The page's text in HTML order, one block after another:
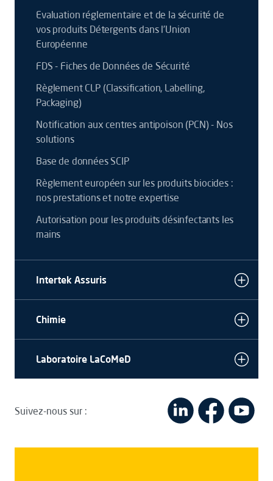
Evaluation réglementaire et de la sécurité de
vos produits Détergents dans l’Union
Européenne
FDS - Fiches de Données de Sécurité
Règlement CLP (Classification, Labelling,
Packaging)
Notification aux centres antipoison (PCN) - Nos
solutions
Base de données SCIP
Règlement européen sur les produits biocides :
nos prestations et notre expertise
Autorisation pour les produits désinfectants les
mains
Intertek Assuris
Chimie
Laboratoire LaCoMeD
Suivez-nous sur :